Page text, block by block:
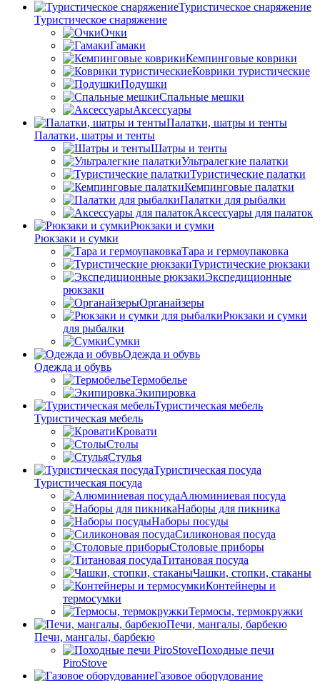
Туристическое снаряжение
Туристическое снаряжение
Очки
Гамаки
Кемпинговые коврики
Коврики туристические
Подушки
Спальные мешки
Аксессуары
Палатки, шатры и тенты
Палатки, шатры и тенты
Шатры и тенты
Ультралегкие палатки
Туристические палатки
Кемпинговые палатки
Палатки для рыбалки
Аксессуары для палаток
Рюкзаки и сумки
Рюкзаки и сумки
Тара и гермоупаковка
Туристические рюкзаки
Экспедиционные
рюкзаки
Органайзеры
Рюкзаки и сумки
для рыбалки
Сумки
Одежда и обувь
Одежда и обувь
Термобелье
Экипировка
Туристическая мебель
Туристическая мебель
Кровати
Столы
Стулья
Туристическая посуда
Туристическая посуда
Алюминиевая посуда
Наборы для пикника
Наборы посуды
Силиконовая посуда
Столовые приборы
Титановая посуда
Чашки, стопки, стаканы
Контейнеры и
термосумки
Термосы, термокружки
Печи, мангалы, барбекю
Печи, мангалы, барбекю
Походные печи
PiroStove
Газовое оборудование